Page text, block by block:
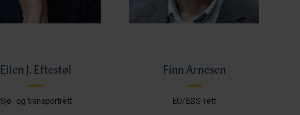
Ellen J. Eftestøl
Sjø- og transportrett
Finn Arnesen
EU/EØS-rett